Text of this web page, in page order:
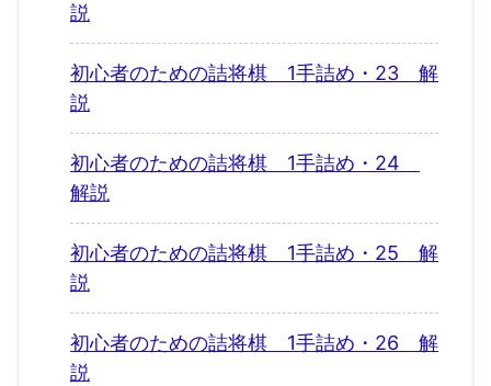
説
初心者のための詰将棋 1手詰め・23 解
説
初心者のための詰将棋 1手詰め・24
解説
初心者のための詰将棋 1手詰め・25 解
説
初心者のための詰将棋 1手詰め・26 解
説